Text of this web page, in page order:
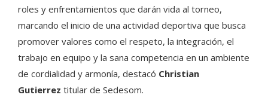
roles y enfrentamientos que darán vida al torneo,
marcando el inicio de una actividad deportiva que busca
promover valores como el respeto, la integración, el
trabajo en equipo y la sana competencia en un ambiente
de cordialidad y armonía, destacó Christian
Gutierrez titular de Sedesom.